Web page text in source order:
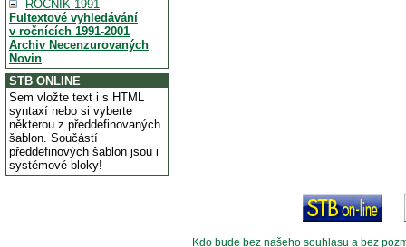
ROČNÍK 1991
Fultextové vyhledávání
v ročnících 1991-2001
Archiv Necenzurovaných
Novin
STB ONLINE
Sem vložte text i s HTML
syntaxí nebo si vyberte
některou z předdefinovaných
šablon. Součástí
předdefinových šablon jsou i
systémové bloky!
Kdo bude bez našeho souhlasu a bez